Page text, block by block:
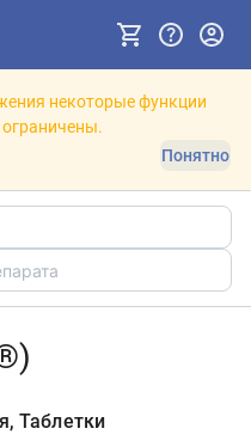
некоторые функции
Понятно
Таблетки